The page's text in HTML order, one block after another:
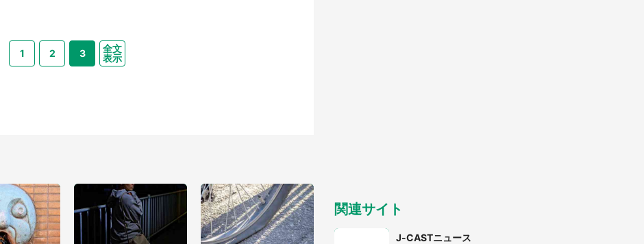
1 2 3
全文
表示
関連サイト
J-CASTニュース